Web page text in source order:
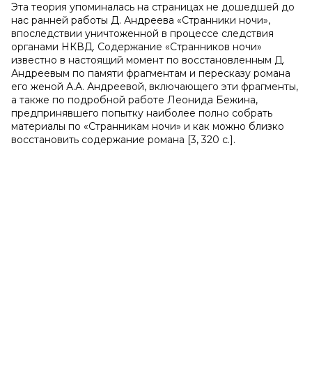
Эта теория упоминалась на страницах не дошедшей до
нас ранней работы Д. Андреева «Странники ночи»,
впоследствии уничтоженной в процессе следствия
органами НКВД. Содержание «Странников ночи»
известно в настоящий момент по восстановленным Д.
Андреевым по памяти фрагментам и пересказу романа
его женой А.А. Андреевой, включающего эти фрагменты,
а также по подробной работе Леонида Бежина,
предпринявшего попытку наиболее полно собрать
материалы по «Странникам ночи» и как можно близко
восстановить содержание романа [3, 320 с.].